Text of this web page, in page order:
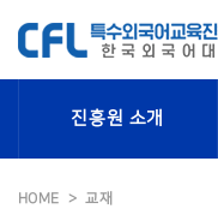
진흥원 소개
HOME 교재